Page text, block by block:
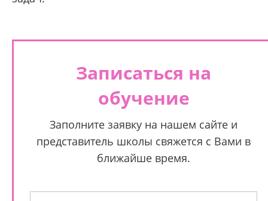
Записаться на
обучение
Заполните заявку на нашем сайте и
представитель школы свяжется с Вами в
ближайше время.